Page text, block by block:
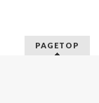
PAGETOP